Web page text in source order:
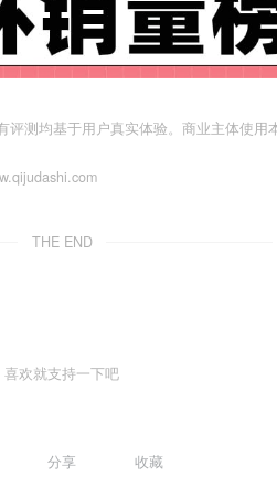
评测均基于用户真实体验。商业主体使用
THE END
喜欢就支持一下吧
分享 收藏